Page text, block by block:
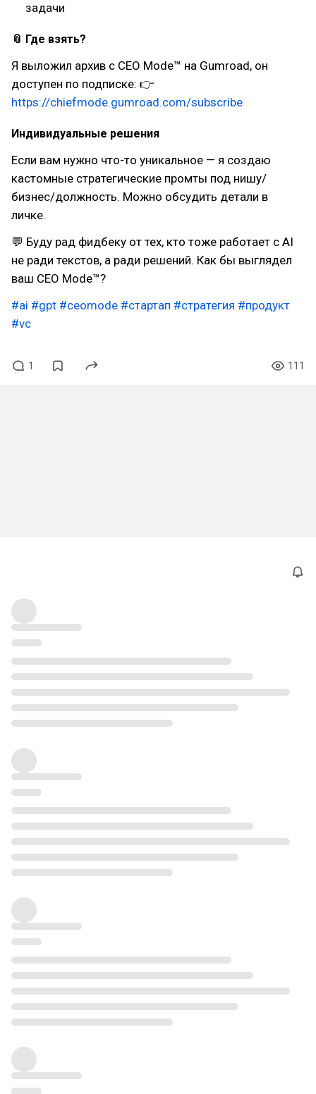
задачи
📎 Где взять?
Я выложил архив с CEO Mode™ на Gumroad, он
доступен по подписке: 👉
https://chiefmode.gumroad.com/subscribe
Индивидуальные решения
Если вам нужно что-то уникальное — я создаю
кастомные стратегические промты под нишу/
бизнес/должность. Можно обсудить детали в
личке.
💬 Буду рад фидбеку от тех, кто тоже работает с AI
не ради текстов, а ради решений. Как бы выглядел
ваш CEO Mode™?
#ai #gpt #ceomode #стартап #стратегия #продукт
#vc
1 111